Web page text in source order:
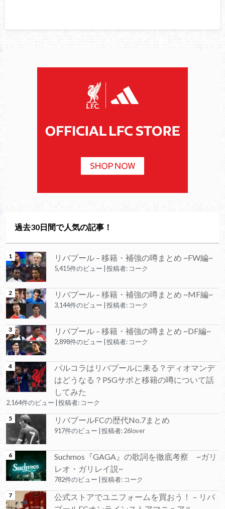
過去30日間で人気の記事！
リバプール – 移籍・補強の噂まとめ ~FW編~
5,415件のビュー |投稿者: コーク
リバプール – 移籍・補強の噂まとめ ~MF編~
3,144件のビュー |投稿者: コーク
リバプール – 移籍・補強の噂まとめ ~DF編~
2,898件のビュー |投稿者: コーク
バルコラはリバプールに来る？ディオマンデ
はどうなる？PSGサポと移籍の噂について話
してみた
2,164件のビュー |投稿者: コーク
リバプールFCの歴代No.7まとめ
917件のビュー |投稿者:26lover
Suchmos『GAGA』の歌詞を徹底考察 ~ガリ
レオ・ガリレイ説~
782件のビュー |投稿者: コーク
公式ストアでユニフォームを買おう！－リバ